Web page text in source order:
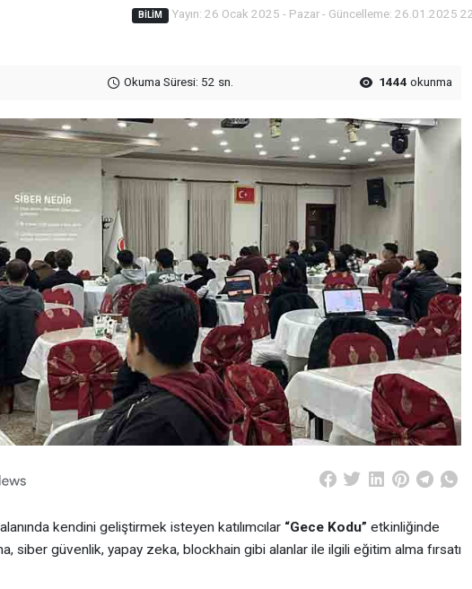
BILIM Yayın: 26 Ocak 2025 - Pazar - Güncelleme: 26.01.2025
Okuma Süresi: 52 sn. 1444 okunma
kendini geliştirmek isteyen katılımcılar“Gece Kodu” etkinliğinde
siber güvenlik, yapay zeka, blockhain gibi alanlar ile ilgili eğitim alma fırsatı